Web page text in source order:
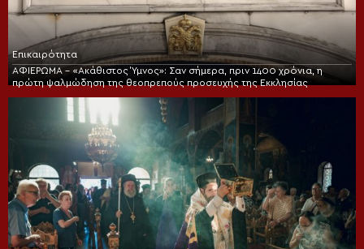
Επικαιρότητα
ΑΦΙΕΡΩΜΑ – «Ακάθιστος Ύμνος»: Σαν σήμερα, πριν 1400 χρόνια, η
πρώτη ψαλμώδηση της θεοπρεπούς προσευχής της Εκκλησίας